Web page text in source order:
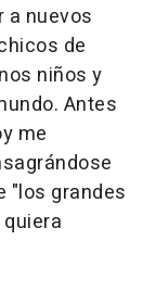
a nuevos
de
niños y
Antes
me
"los grandes